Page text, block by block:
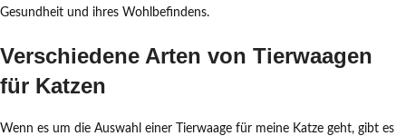
Gesundheit und ihres Wohlbefindens.
Verschiedene Arten von Tierwaagen
für Katzen
Wenn es um die Auswahl einer Tierwaage für meine Katze geht, gibt es